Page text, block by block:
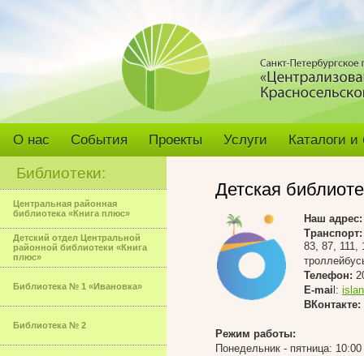
О нас События Проекты Услуги Каталоги
Библиотеки:
Центральная районная
библиотека «Книга плюс»
Детский отдел Центральной
районной библиотеки «Книга
плюс»
Библиотека № 1 «Ивановка»
Библиотека № 2
Детская
Наш адрес:
Транспорт:
83, 87, 111,
Телефон:
E-mai l:
ВКонтакте:
Режим работы:
Понедельник - пятница: